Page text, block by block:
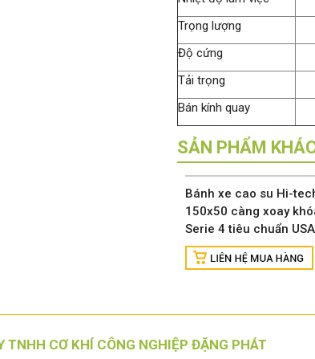
Trọng lượng
Độ cứng
Tải trọng
Bán kính quay
SẢN PHẨM
Bánh xe cao su Hi-
150x50 càng xoay
Serie 4 tiêu chuẩn USA
TNHH CƠ KHÍ CÔNG NGHIỆP ĐẶNG PHÁT